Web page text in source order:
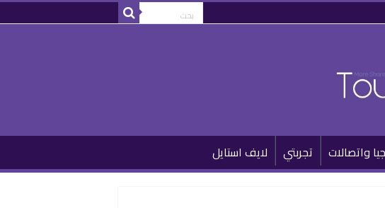
واتصالات تجربتي لايف استايل